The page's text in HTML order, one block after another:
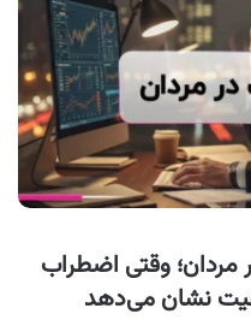
مردان؛ وقتی اضطراب
نشان می‌دهد